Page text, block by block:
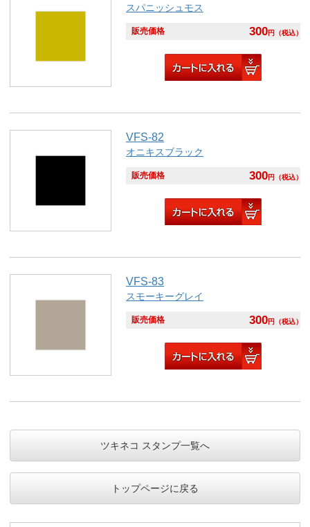
スパニッシュモス
販売価格 300円 （税込）
VFS-82
オニキスブラック
販売価格 300円 （税込）
VFS-83
スモーキーグレイ
販売価格 300円 （税込）
ツキネコ スタンプ一覧へ
トップページに戻る